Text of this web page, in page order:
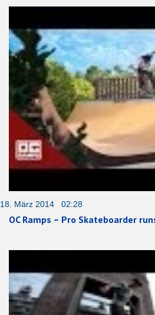
18. März 2014 02:28
OC Ramps – Pro Skateboarder